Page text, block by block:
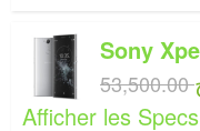
Sony
Afficher les